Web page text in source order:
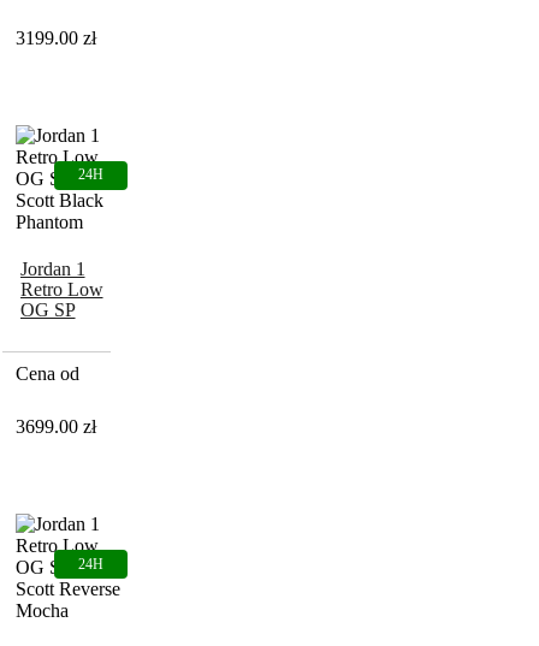
3199.00 zł
Jordan 1
Retro Low
OG SP
Black
Phantom
Cena od
3699.00 zł